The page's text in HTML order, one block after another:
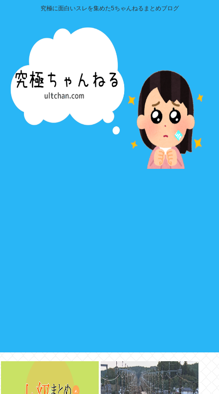
究極に面白いスレを集めた5ちゃんねるまとめブログ